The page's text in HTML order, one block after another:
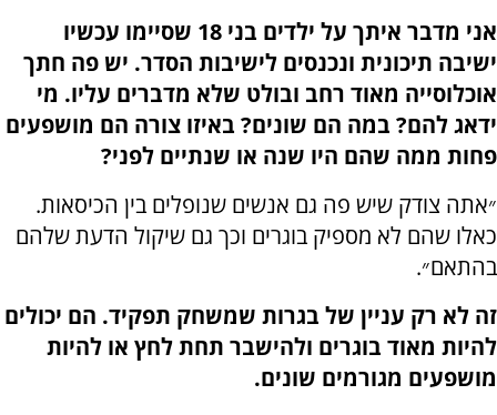
אני מדבר איתך על ילדים בני 18 שסיימו עכשיו
ישיבה תיכונית ונכנסים לישיבות הסדר. יש פה חתך
אוכלוסייה מאוד רחב ובולט שלא מדברים עליו. מי
ידאג להם? במה הם שונים? באיזו צורה הם מושפעים
פחות ממה שהם היו שנה או שנתיים לפני?
״אתה צודק שיש פה גם אנשים שנופלים בין הכיסאות.
כאלו שהם לא מספיק בוגרים וכך גם שיקול הדעת שלהם
בהתאם״.
זה לא רק עניין של בגרות שמשחק תפקיד. הם יכולים
להיות מאוד בוגרים ולהישבר תחת לחץ או להיות
מושפעים מגורמים שונים.